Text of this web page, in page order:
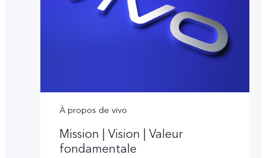
À propos de vivo
Mission | Vision | Valeur
fondamentale